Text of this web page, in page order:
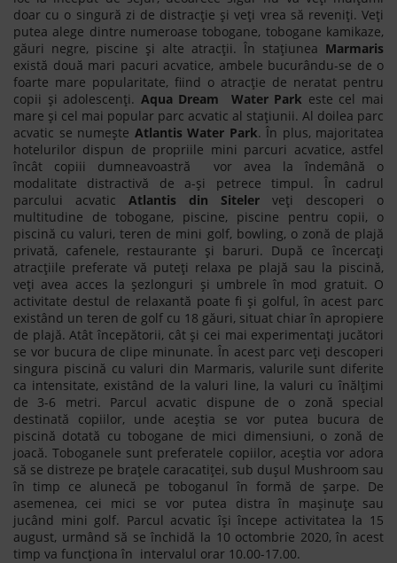
doar cu o singură zi de distracție și veți vrea să reveniți. Veți
putea alege dintre numeroase tobogane, tobogane kamikaze,
găuri negre, piscine și alte atracții. În stațiunea Marmaris
există două mari pacuri acvatice, ambele bucurându-se de o
foarte mare popularitate, fiind o atracție de neratat pentru
copii și adolescenți. Aqua Dream Water Park este cel mai
mare și cel mai popular parc acvatic al stațiunii. Al doilea parc
acvatic se numește Atlantis Water Park. În plus, majoritatea
hotelurilor dispun de propriile mini parcuri acvatice, astfel
încât copiii dumneavoastră vor avea la îndemână o
modalitate distractivă de a-și petrece timpul. În cadrul
parcului acvatic Atlantis din Siteler veți descoperi o
multitudine de tobogane, piscine, piscine pentru copii, o
piscină cu valuri, teren de mini golf, bowling, o zonă de plajă
privată, cafenele, restaurante și baruri. După ce încercați
atracțiile preferate vă puteți relaxa pe plajă sau la piscină,
veți avea acces la șezlonguri și umbrele în mod gratuit. O
activitate destul de relaxantă poate fi și golful, în acest parc
existând un teren de golf cu 18 găuri, situat chiar în apropiere
de plajă. Atât începătorii, cât și cei mai experimentați jucători
se vor bucura de clipe minunate. În acest parc veți descoperi
singura piscină cu valuri din Marmaris, valurile sunt diferite
ca intensitate, existând de la valuri line, la valuri cu înălțimi
de 3-6 metri. Parcul acvatic dispune de o zonă special
destinată copiilor, unde aceștia se vor putea bucura de
piscină dotată cu tobogane de mici dimensiuni, o zonă de
joacă. Toboganele sunt preferatele copiilor, aceștia vor adora
să se distreze pe brațele caracatiței, sub dușul Mushroom sau
în timp ce alunecă pe toboganul în formă de șarpe. De
asemenea, cei mici se vor putea distra în mașinuțe sau
jucând mini golf. Parcul acvatic își începe activitatea la 15
august, urmând să se închidă la 10 octombrie 2020, în acest
timp va funcționa în intervalul orar 10.00-17.00.